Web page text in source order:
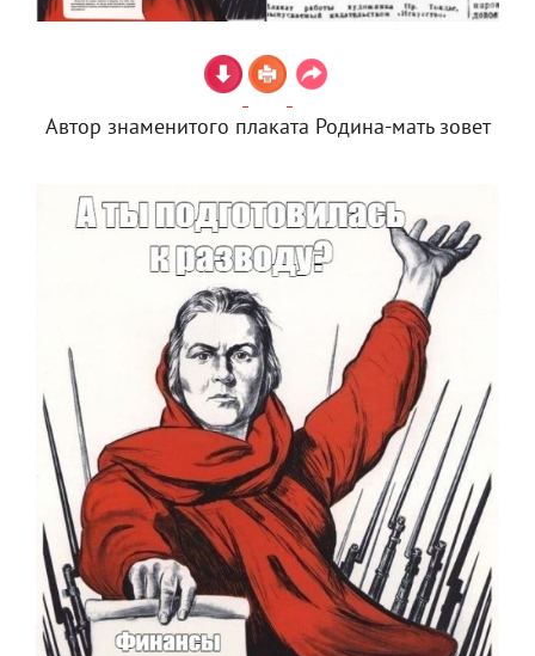
Автор знаменитого плаката Родина-мать зовет